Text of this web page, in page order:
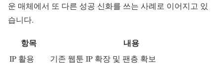
운 매체에서 또 다른 성공 신화를 쓰는 사례로 이어지고 있
습니다.
항목 내용
IP 활용
기존 웹툰 IP 확장 및 팬층 확보